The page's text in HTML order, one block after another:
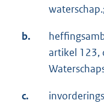
b.
artikel 123,
c.